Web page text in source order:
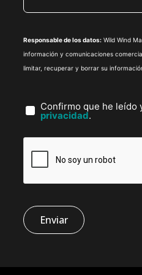
Responsable de los datos: Wild Wind
información y comunicaciones
limitar, recuperar y borrar su
Confirmo que he leído
privacidad.